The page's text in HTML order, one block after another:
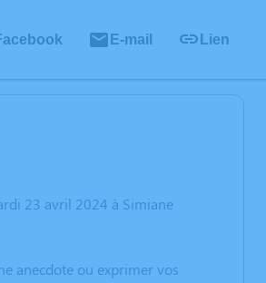
E-mail Lien
23 avril 2024 à Simiane
anecdote ou exprimer vos